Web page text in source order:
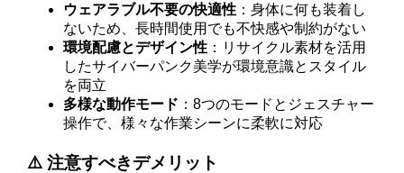
ウェアラブル不要の快適性 ：身体に何も装着し
ないため、長時間使用でも不快感や制約がない
環境配慮とデザイン性 ：リサイクル素材を活用
したサイバーパンク美学が環境意識とスタイル
を両立
多様な動作モード ：8つのモードとジェスチャー
操作で、様々な作業シーンに柔軟に対応
⚠️ 注意すべきデメリット